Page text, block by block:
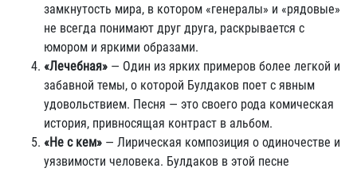
замкнутость мира, в котором «генералы» и «рядовые»
не всегда понимают друг друга, раскрывается с
юмором и яркими образами.
«Лечебная» — Один из ярких примеров более легкой и
забавной темы, о которой Булдаков поет с явным
удовольствием. Песня — это своего рода комическая
история, привносящая контраст в альбом.
«Не с кем» — Лирическая композиция о одиночестве и
уязвимости человека. Булдаков в этой песне